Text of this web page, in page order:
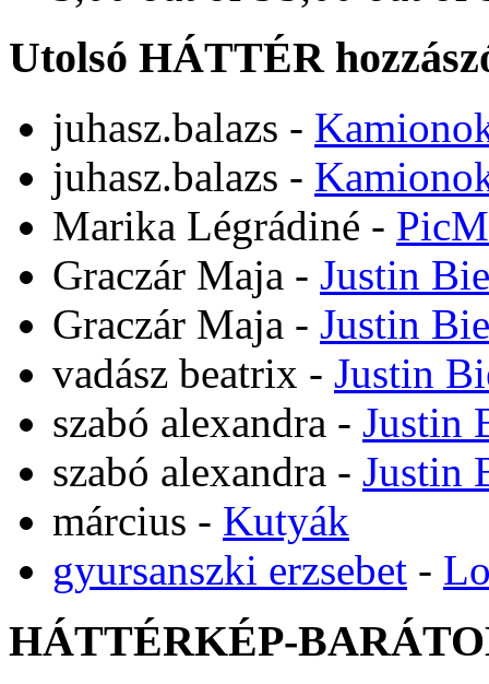
Utolsó HÁTTÉR
juhasz.balazs -
juhasz.balazs -
Marika Légrádiné -
Graczár Maja - Justin
Graczár Maja - Justin
vadász beatrix - Justin
szabó alexandra - Justin
szabó alexandra - Justin
március - Kutyák
gyursanszki erzsebet -
HÁTTÉRKÉP-